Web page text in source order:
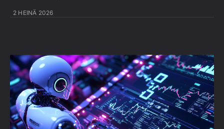
2 HEINÄ 2026